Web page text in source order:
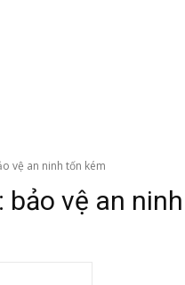
vệ an ninh tốn kém
bảo vệ an